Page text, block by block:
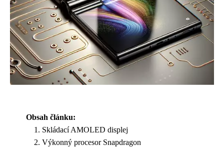
Obsah článku:
Skládací AMOLED displej
Výkonný procesor Snapdragon